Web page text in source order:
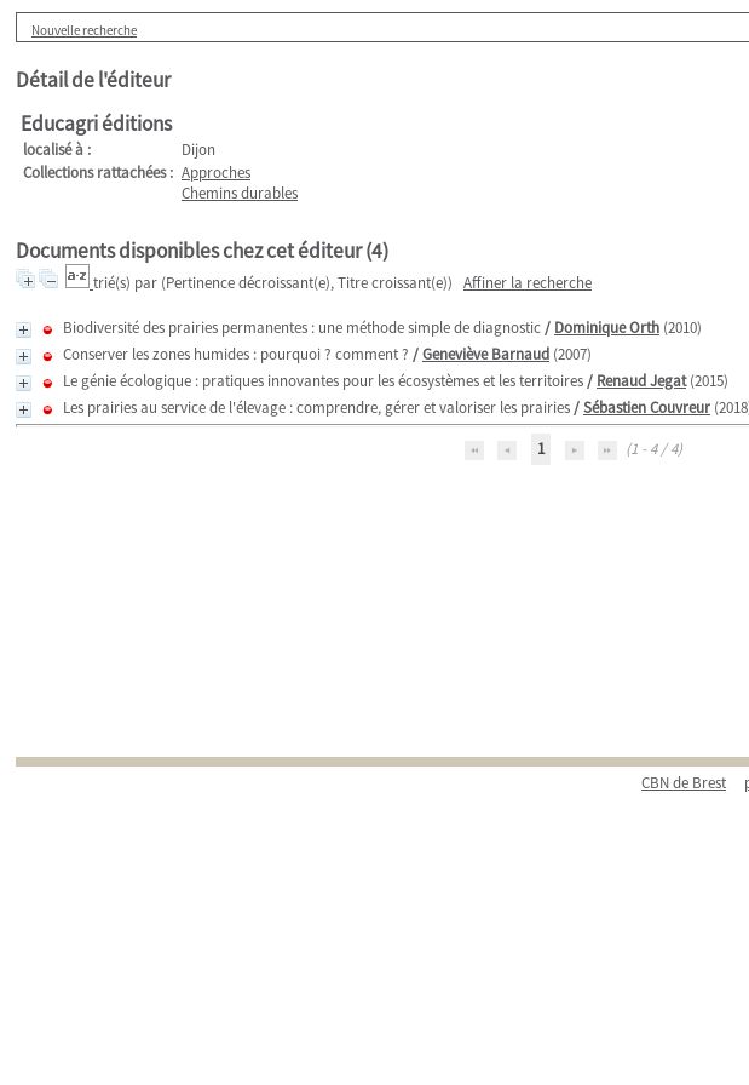
Nouvelle recherche
Détail de l'éditeur
Educagri éditions
localisé à :
Dijon
Collections rattachées : Approches
Chemins durables
Documents disponibles chez cet éditeur (4)
trié(s) par (Pertinence décroissant(e), Titre croissant(e)) Affiner la recherche
Biodiversité des prairies permanentes : une méthode simple de diagnostic/ Dominique Orth (2010)
Conserver les zones humides : pourquoi ? comment ? /Geneviève Barnaud (2007)
Le génie écologique : pratiques innovantes pour les écosystèmes et les territoires/ Renaud Jegat(2015)
Les prairies au service de l'élevage : comprendre, gérer et valoriser les prairies/Sébastien Couvreur
1
(1 - 4 / 4)
CBN de Brest